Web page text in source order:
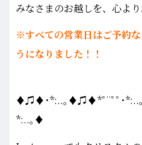
みなさまのお越しを、心よ
※すべての営業日はご予約
うになりました！！
♦♫♦･*:..｡♦♫♦*ﾟ¨ﾟﾟ･
*:..｡♦